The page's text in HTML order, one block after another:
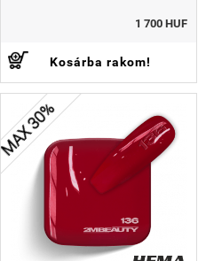
1 700 HUF
Kosárba rakom!
MAX 30%